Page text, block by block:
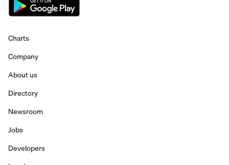
Charts
Company
About us
Directory
Newsroom
Jobs
Developers